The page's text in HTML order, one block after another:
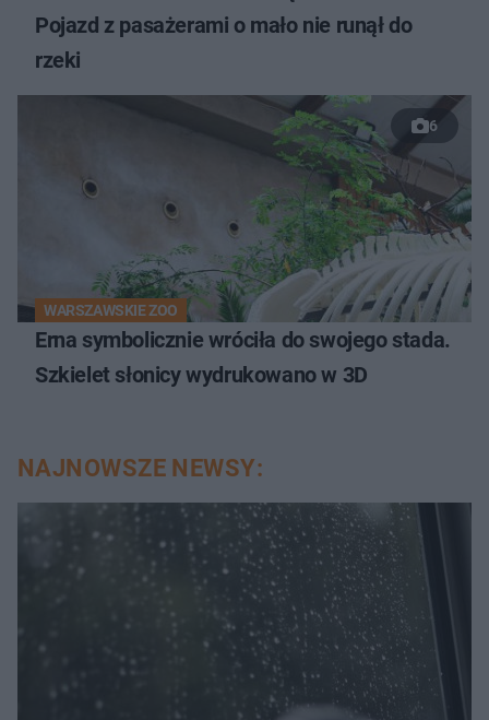
Pojazd z pasażerami o mało nie runął do
rzeki
6
WARSZAWSKIE ZOO
Erna symbolicznie wróciła do swojego stada.
Szkielet słonicy wydrukowano w 3D
NAJNOWSZE NEWSY: